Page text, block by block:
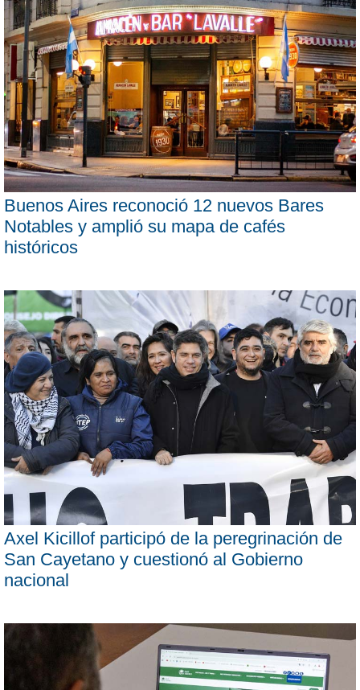
Buenos Aires reconoció 12 nuevos Bares
Notables y amplió su mapa de cafés
históricos
Axel Kicillof participó de la peregrinación de
San Cayetano y cuestionó al Gobierno
nacional